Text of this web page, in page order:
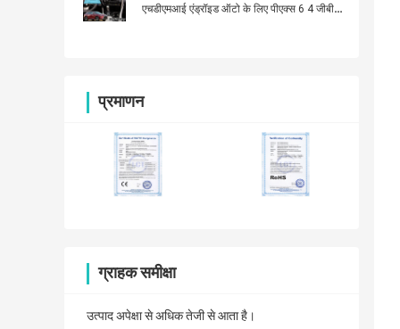
एचडीएमआई एंड्रॉइड ऑटो के लिए पीएक्स 6 4 जीबी
प्रमाणन
ग्राहक समीक्षा
उत्पाद अपेक्षा से अधिक तेजी से आता है।